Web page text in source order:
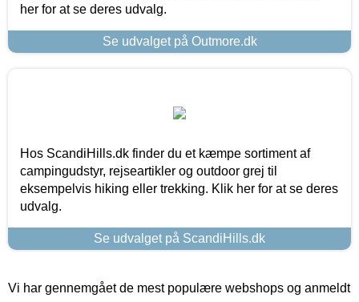
her for at se deres udvalg.
Se udvalget på Outmore.dk
Hos ScandiHills.dk finder du et kæmpe sortiment af
campingudstyr, rejseartikler og outdoor grej til
eksempelvis hiking eller trekking. Klik her for at se deres
udvalg.
Se udvalget på ScandiHills.dk
Vi har gennemgået de mest populære webshops og anmeldt